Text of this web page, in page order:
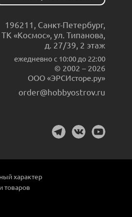
196211 Санкт-Петербург,
ТК «Космос», ул. Типанова,
д. 27/39, 2 этаж
ежедневно c 10:00 до 22:00
© 2002 – 2026
ООО «ЭРСИсторе.ру»
order@hobbyostrov.ru
характер
товаров